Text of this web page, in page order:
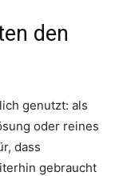
den
genutzt: als
oder reines
dass
gebraucht